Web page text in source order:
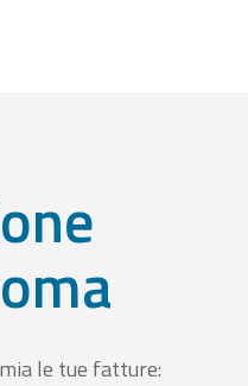
le tue fatture: